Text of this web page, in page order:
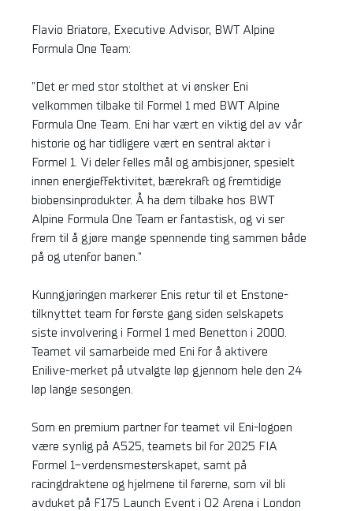
Flavio Briatore, Executive Advisor, BWT Alpine
Formula One Team:
"Det er med stor stolthet at vi ønsker Eni
velkommen tilbake til Formel 1 med BWT Alpine
Formula One Team. Eni har vært en viktig del av vår
historie og har tidligere vært en sentral aktør i
Formel 1. Vi deler felles mål og ambisjoner, spesielt
innen energieffektivitet, bærekraft og fremtidige
biobensinprodukter. Å ha dem tilbake hos BWT
Alpine Formula One Team er fantastisk, og vi ser
frem til å gjøre mange spennende ting sammen både
på og utenfor banen."
Kunngjøringen markerer Enis retur til et Enstone-
tilknyttet team for første gang siden selskapets
siste involvering i Formel 1 med Benetton i 2000.
Teamet vil samarbeide med Eni for å aktivere
Enilive-merket på utvalgte løp gjennom hele den 24
løp lange sesongen.
Som en premium partner for teamet vil Eni-logoen
være synlig på A525, teamets bil for 2025 FIA
Formel 1-verdensmesterskapet, samt på
racingdraktene og hjelmene til førerne, som vil bli
avduket på F175 Launch Event i O2 Arena i London